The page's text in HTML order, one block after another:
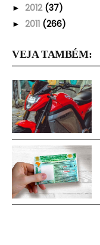
► 2012 (37)
► 2011 (266)
VEJA TAMBÉM: